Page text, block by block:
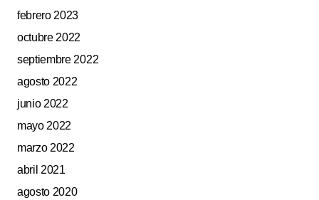
febrero 2023
octubre 2022
septiembre 2022
agosto 2022
junio 2022
mayo 2022
marzo 2022
abril 2021
agosto 2020